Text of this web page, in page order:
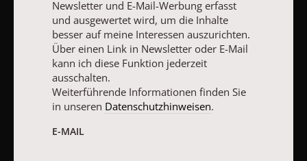
Datenschutzhinweisen.
JETZT ANMELDEN
Newsletter und E-Mail-Werbung erfasst
und ausgewertet wird, um die Inhalte
besser auf meine Interessen auszurichten.
Über einen Link in Newsletter oder E-Mail
kann ich diese Funktion jederzeit
ausschalten.
Weiterführende Informationen finden Sie
in unseren Datenschutzhinweisen.
E-MAIL